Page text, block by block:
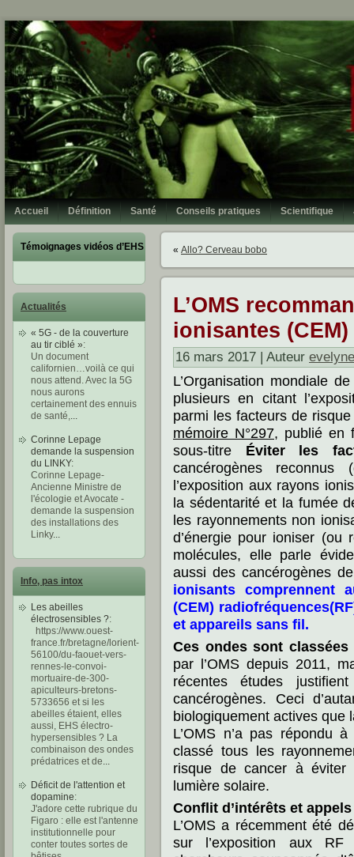
Accueil Définition Santé Conseils pratiques Scientifique
Témoignages vidéos d’EHS
Actualités
« 5G - de la couverture
au tir ciblé »:
Un document
californien…voilà ce qui
nous attend. Avec la 5G
nous aurons
certainement des ennuis
de santé,...
Corinne Lepage
demande la suspension
du LINKY:
Corinne Lepage-
Ancienne Ministre de
l'écologie et Avocate -
demande la suspension
des installations des
Linky...
Info, pas intox
Les abeilles
électrosensibles ?:
https://www.ouest-
france.fr/bretagne/lorient-
56100/du-faouet-vers-
rennes-le-convoi-
mortuaire-de-300-
apiculteurs-bretons-
5733656 et si les
abeilles étaient, elles
aussi, EHS électro-
hypersensibles ? La
combinaison des ondes
prédatrices et de...
Déficit de l'attention et
dopamine:
J'adore cette rubrique du
Figaro : elle est l'antenne
institutionnelle pour
conter toutes sortes de
« Allo? Cerveau bobo
L’OMS
ionisantes (CEM)
16 mars 2017 | Auteur evelyne
L’Organisation mondiale
plusieurs en citant
parmi les facteurs de
mémoire N°297, publié en
sous-titre Éviter les
cancérogènes
l’exposition aux rayons
la sédentarité et la fumée
les rayonnements non
d’énergie pour ioniser (ou
molécules, elle parle
aussi des cancérogènes
ionisants comprennent
(CEM)
et appareils sans fil.
Ces ondes sont classées
par l’OMS depuis 2011,
récentes études
cancérogènes. Ceci
biologiquement actives que
L’OMS n’a pas répondu
classé tous les
risque de cancer à éviter
lumière solaire.
Conflit d’intérêts et
L’OMS a récemment été
sur l’exposition aux